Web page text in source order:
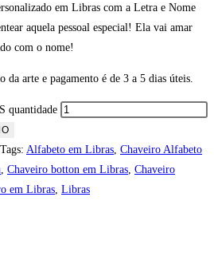
em Libras com a Letra e Nome
aquela pessoal especial! Ela vai amar
com o nome!
da arte e pagamento é de 3 a 5 dias úteis.
quantidade
Tags: Alfabeto em Libras Chaveiro Alfabeto
Chaveiro botton em Libras Chaveiro
em Libras Libras